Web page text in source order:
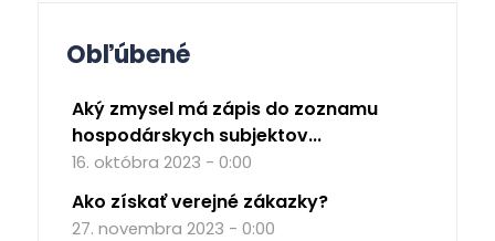
Obľúbené
Aký zmysel má zápis do zoznamu
hospodárskych subjektov...
16. októbra 2023 - 0:00
Ako získať verejné zákazky?
27. novembra 2023 - 0:00